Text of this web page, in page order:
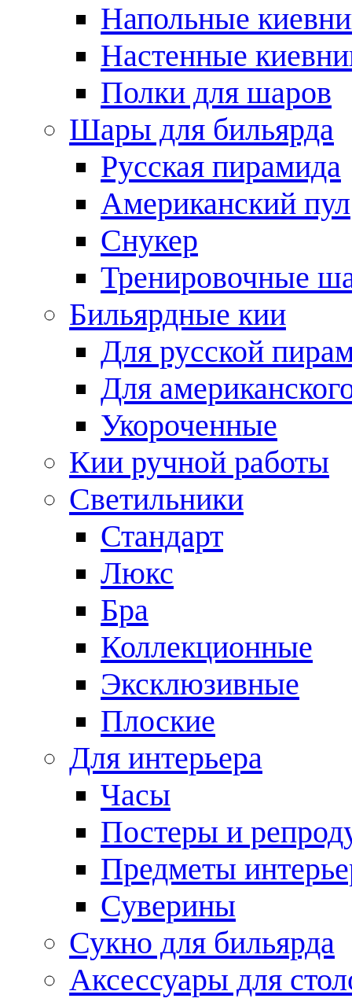
Напольные
Настенные
Полки для шаров
Шары для бильярда
Русская пирамида
Американский пул
Снукер
Тренировочные
Бильярдные кии
Для русской
Для
Укороченные
Кии ручной работы
Светильники
Стандарт
Люкс
Бра
Коллекционные
Эксклюзивные
Плоские
Для интерьера
Часы
Постеры и
Предметы
Суверины
Сукно для бильярда
Аксессуары для